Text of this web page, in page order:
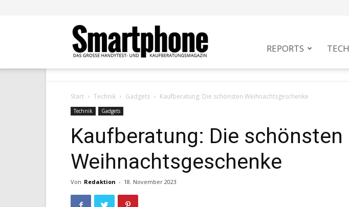
REPORTS TECH
Start Technik Gadgets Kaufberatung: Die schönsten Weihnachtsgeschenke
Technik Gadgets
Kaufberatung: Die schönsten
Weihnachtsgeschenke
Von Redaktion - 18. November 2023